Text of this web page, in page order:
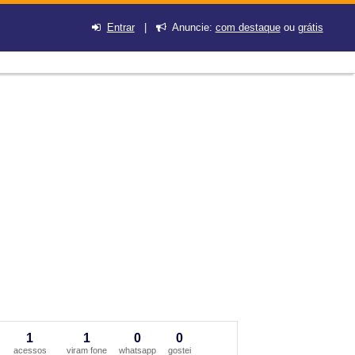
Entrar| Anuncie: com destaqueou grátis
1
acessos
1
viram fone
0
whatsapp
0
gostei